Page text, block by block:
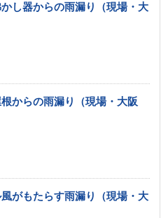
し器からの雨漏り（現場・大
からの雨漏り（現場・大阪
がもたらす雨漏り（現場・大